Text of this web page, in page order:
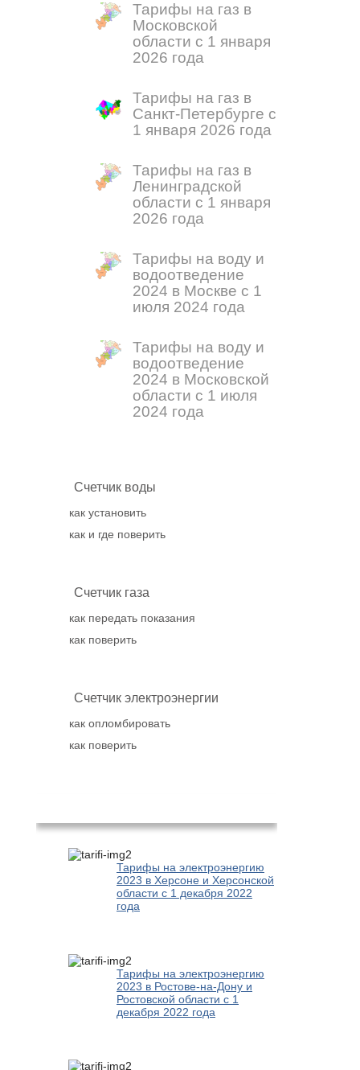
Тарифы на газ в
Московской
области с 1 января
2026 года
Тарифы на газ в
Санкт-Петербурге с
1 января 2026 года
Тарифы на газ в
Ленинградской
области с 1 января
2026 года
Тарифы на воду и
водоотведение
2024 в Москве с 1
июля 2024 года
Тарифы на воду и
водоотведение
2024 в Московской
области с 1 июля
2024 года
Счетчик воды
как установить
как и где поверить
Счетчик газа
как передать показания
как поверить
Счетчик электроэнергии
как опломбировать
как поверить
Тарифы на электроэнергию
2023 в Херсоне и Херсонской
области с 1 декабря 2022
года
Тарифы на электроэнергию
2023 в Ростове-на-Дону и
Ростовской области с 1
декабря 2022 года